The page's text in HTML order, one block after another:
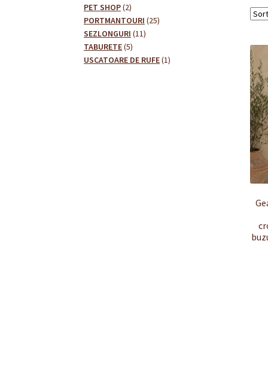
PET SHOP 22
produse
PORTMANTOURI 2525
SEZLONGURI 1111
TABURETE 55
produse
USCATOARE DE RUFE 11